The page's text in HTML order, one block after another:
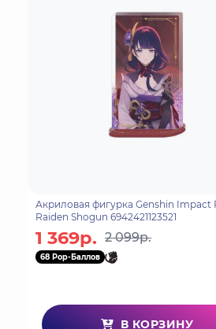
Акриловая фигурка Genshin Impact
Raiden Shogun 6942421123521
1 369р. 2 099р.
68 Pop-Баллов
В КОРЗИНУ